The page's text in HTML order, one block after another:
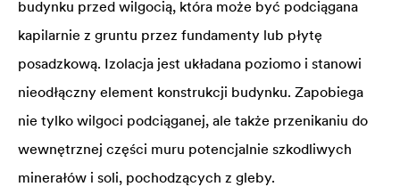
budynku przed wilgocią, która może być podciągana
kapilarnie z gruntu przez fundamenty lub płytę
posadzkową. Izolacja jest układana poziomo i stanowi
nieodłączny element konstrukcji budynku. Zapobiega
nie tylko wilgoci podciąganej, ale także przenikaniu do
wewnętrznej części muru potencjalnie szkodliwych
minerałów i soli, pochodzących z gleby.